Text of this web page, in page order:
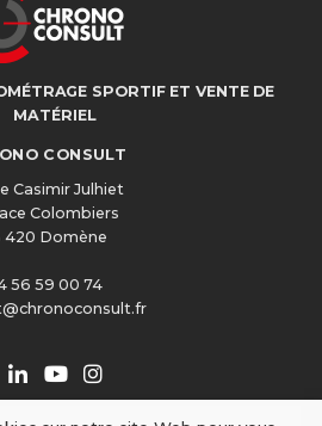
SPORTIF ET VENTE DE
MATÉRIEL
CONSULT
Casimir Julhiet
Colombiers
420 Domène
56 59 00 74